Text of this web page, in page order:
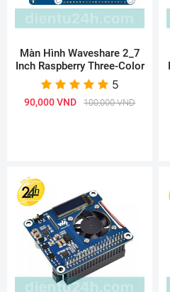
Màn Hình Waveshare 2_7
Inch Raspberry Three-Color
5
90,000 VND 100,000 VND